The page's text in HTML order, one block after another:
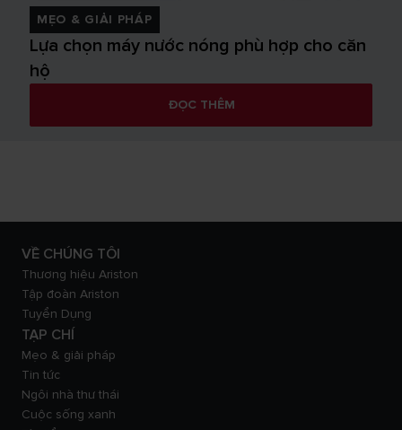
MẸO & GIẢI PHÁP
Lựa chọn máy nước nóng phù hợp cho căn
hộ
ĐỌC THÊM
VỀ CHÚNG TÔI
Thương hiệu Ariston
Tập đoàn Ariston
Tuyển Dụng
TẠP CHÍ
Mẹo & giải pháp
Tin tức
Ngôi nhà thư thái
Cuộc sống xanh